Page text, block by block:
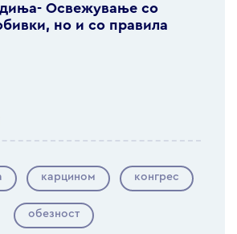
Освежување со
но и со правила
карцином конгрес
обезност